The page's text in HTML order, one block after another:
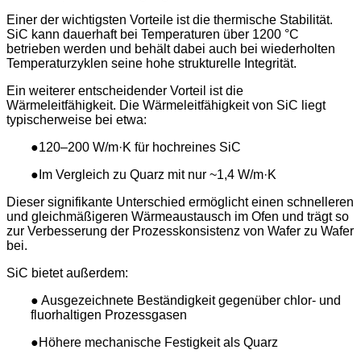
Einer der wichtigsten Vorteile ist die thermische Stabilität.
SiC kann dauerhaft bei Temperaturen über 1200 °C
betrieben werden und behält dabei auch bei wiederholten
Temperaturzyklen seine hohe strukturelle Integrität.
Ein weiterer entscheidender Vorteil ist die
Wärmeleitfähigkeit. Die Wärmeleitfähigkeit von SiC liegt
typischerweise bei etwa:
●120–200 W/m·K für hochreines SiC
●Im Vergleich zu Quarz mit nur ~1,4 W/m·K
Dieser signifikante Unterschied ermöglicht einen schnelleren
und gleichmäßigeren Wärmeaustausch im Ofen und trägt so
zur Verbesserung der Prozesskonsistenz von Wafer zu Wafer
bei.
SiC bietet außerdem:
● Ausgezeichnete Beständigkeit gegenüber chlor- und
fluorhaltigen Prozessgasen
●Höhere mechanische Festigkeit als Quarz